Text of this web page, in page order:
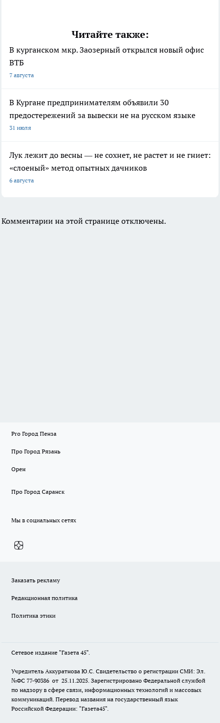
Читайте также:
В курганском мкр. Заозерный открылся новый офис
ВТБ
7 августа
В Кургане предпринимателям объявили 30
предостережений за вывески не на русском языке
31 июля
Лук лежит до весны — не сохнет, не растет и не гниет:
«слоеный» метод опытных дачников
6 августа
Комментарии на этой странице отключены.
Pro Город Пенза
Про Город Рязань
Орен
Про Город Саранск
Мы в социальных сетях
Заказать рекламу
Редакционная политика
Политика этики
Сетевое издание "Газета 45".
Учредитель Аккуратнова Ю.С. Свидетельство о регистрации СМИ: Эл.
№ФС 77-90386 от 25.11.2025. Зарегистрировано Федеральной службой
по надзору в сфере связи, информационных технологий и массовых
коммуникаций. Перевод названия на государственный язык
Российской Федерации: "Газета45".